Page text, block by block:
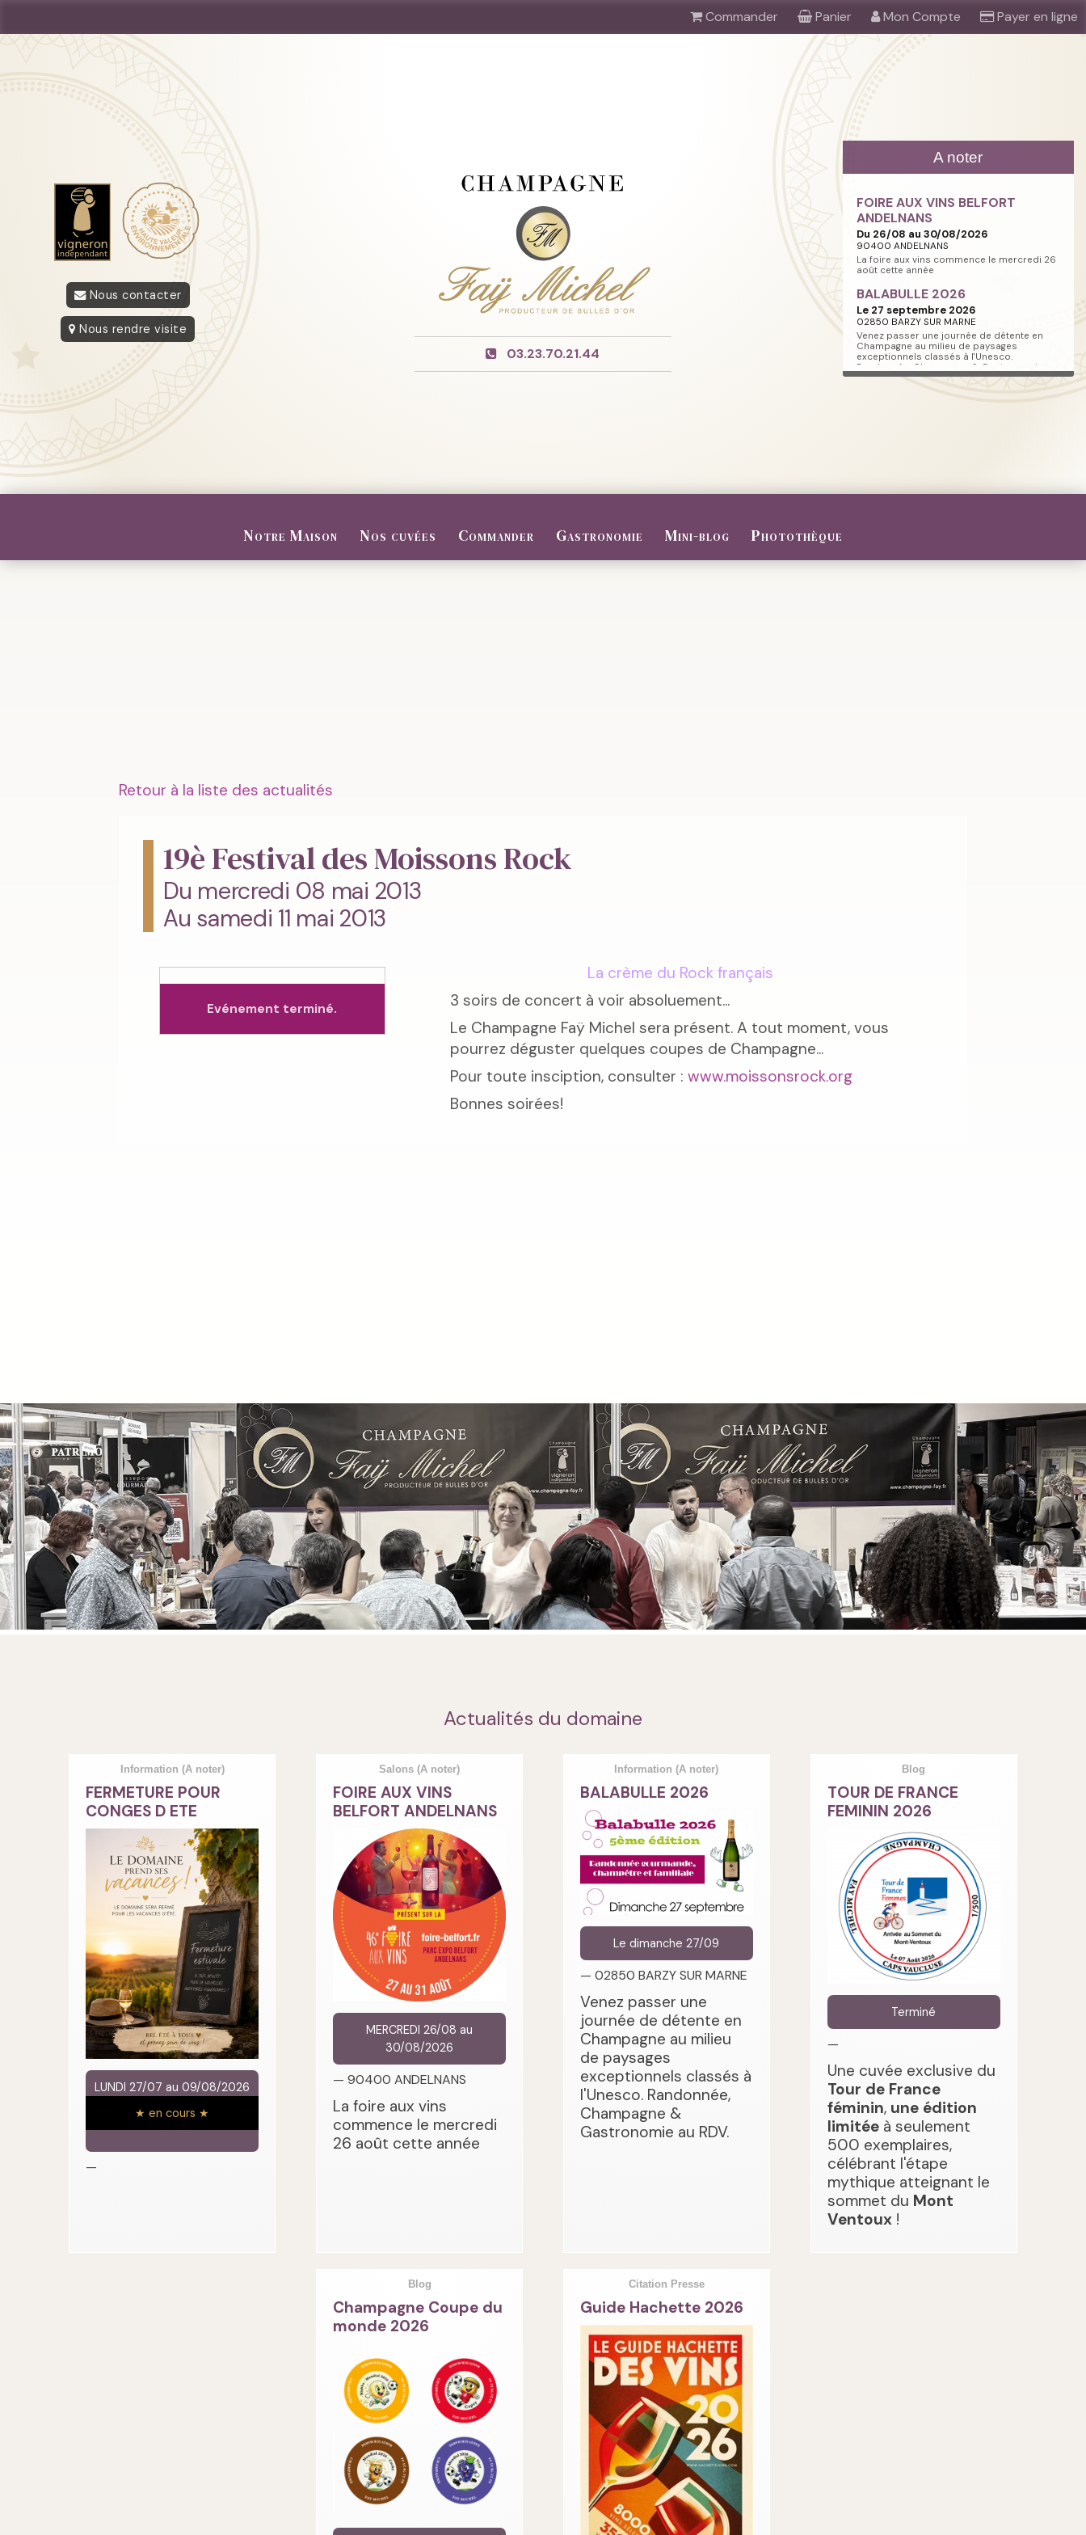
Commander Panier Mon Compte Payer en ligne
Nous contacter
Nous rendre visite
03.23.70.21.44
A noter
FOIRE AUX VINS BELFORT
ANDELNANS
Du 26/08 au 30/08/2026
90400 ANDELNANS
La foire aux vins commence le mercredi 26
août cette année
BALABULLE 2026
Le 27 septembre 2026
02850 BARZY SUR MARNE
Venez passer une journée de détente en
Champagne au milieu de paysages
exceptionnels classés à l'Unesco.
Randonnée, Champagne & Gastronomie au
RDV.
Notre Maison Nos cuvées Commander Gastronomie Mini-blog Photothèque
Retour à la liste des actualités
19è Festival des Moissons Rock
Du mercredi 08 mai 2013
Au samedi 11 mai 2013
Evénement terminé.
La crème du Rock français
3 soirs de concert à voir absoluement...
Le Champagne Faÿ Michel sera présent. A tout moment, vous
pourrez déguster quelques coupes de Champagne...
Pour toute insciption, consulter : www.moissonsrock.org
Bonnes soirées!
Actualités du domaine
Information (A noter)
FERMETURE POUR
CONGES D ETE
LUNDI 27/07 au 09/08/2026
★ en cours ★
—
Salons(A noter)
FOIRE AUX VINS
BELFORT ANDELNANS
MERCREDI 26/08 au
30/08/2026
— 90400 ANDELNANS
La foire aux vins
commence le mercredi
26 août cette année
Information(A noter)
BALABULLE 2026
Le dimanche 27/09
— 02850 BARZY SUR MARNE
Venez passer une
journée de détente en
Champagne au milieu
de paysages
exceptionnels classés à
l'Unesco. Randonnée,
Champagne &
Gastronomie au RDV.
Blog
TOUR DE FRANCE
FEMININ 2026
Terminé
—
Une cuvée exclusive du
Tour de France
féminin, une édition
limitéeà seulement
500 exemplaires,
célébrant l'étape
mythique atteignant le
sommet du Mont
Ventoux !
Blog
Champagne Coupe du
monde 2026
Citation Presse
Guide Hachette 2026